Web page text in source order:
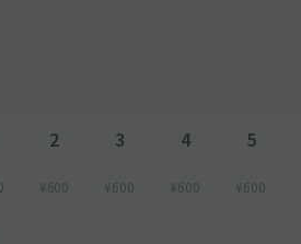
2
¥600
3
¥600
4
¥600
5
¥600